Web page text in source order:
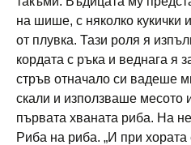
на шише, с няколко кукички
от плувка. Тази роля я
кордата с ръка и веднага я
стръв отначало си вадеше
скали и използваше
първата хваната риба. На
Риба на риба. „И при